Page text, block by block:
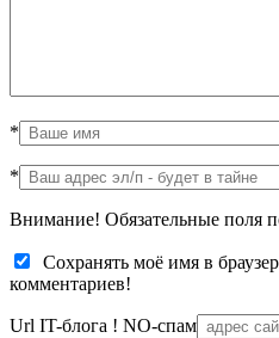
*
*
Внимание! Обязательные поля
Сохранять моё имя в
комментариев!
Url IT-блога ! NO-спам